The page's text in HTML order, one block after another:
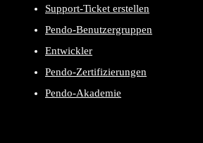
Support-Ticket erstellen
Pendo-Benutzergruppen
Entwickler
Pendo-Zertifizierungen
Pendo-Akademie